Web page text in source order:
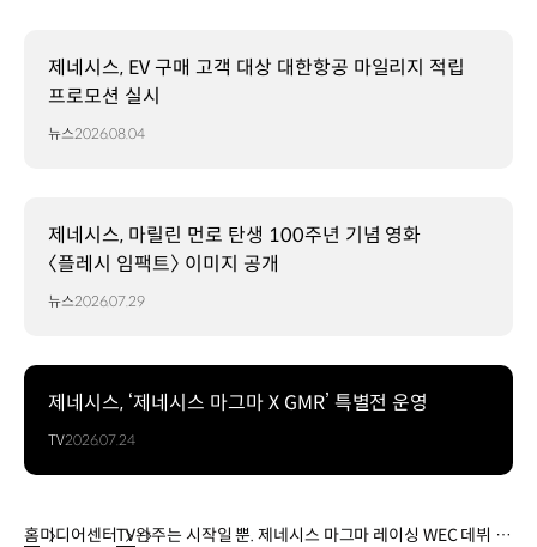
제네시스, EV 구매 고객 대상 대한항공 마일리지 적립
프로모션 실시
뉴스2026.08.04
제네시스, 마릴린 먼로 탄생 100주년 기념 영화
〈플레시 임팩트〉 이미지 공개
뉴스2026.07.29
제네시스, ‘제네시스 마그마 X GMR’ 특별전 운영
TV2026.07.24
홈미디어센터TV완주는 시작일 뿐. 제네시스 마그마 레이싱 WEC 데뷔 현